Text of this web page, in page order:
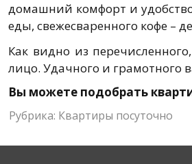
домашний комфорт и
еды, свежесваренного кофе –
Как видно из
лицо. Удачного и грамотного
Вы можете подобрать
Рубрика: Квартиры посуточно